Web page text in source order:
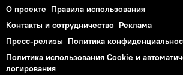
О проекте Правила использования
Контакты и сотрудничество Реклама
Пресс-релизы Политика
Политика использования Cookie и
логирования